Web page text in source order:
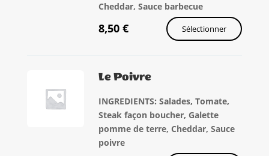
Cheddar, Sauce barbecue
8,50 € Sélectionner
Le Poivre
INGREDIENTS: Salades, Tomate,
Steak façon boucher, Galette
pomme de terre, Cheddar, Sauce
poivre